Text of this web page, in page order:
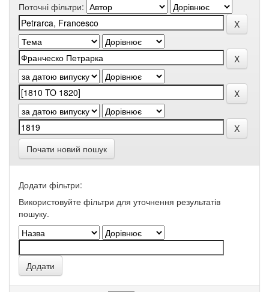
Поточні фільтри:
Почати новий пошук
Додати фільтри:
Використовуйте фільтри для уточнення результатів
пошуку.